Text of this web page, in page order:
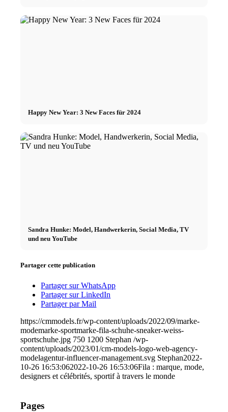
Happy New Year: 3 New Faces für 2024
Sandra Hunke: Model, Handwerkerin, Social Media, TV
und neu YouTube
Partager cette publication
Partager sur WhatsApp
Partager sur LinkedIn
Partager par Mail
https://cmmodels.fr/wp-content/uploads/2022/09/marke-
modemarke-sportmarke-fila-schuhe-sneaker-weiss-
sportschuhe.jpg 750 1200 Stephan /wp-
content/uploads/2023/01/cm-models-logo-web-agency-
modelagentur-influencer-management.svg Stephan2022-
10-26 16:53:062022-10-26 16:53:06Fila : marque, mode,
designers et célébrités, sportif à travers le monde
Pages